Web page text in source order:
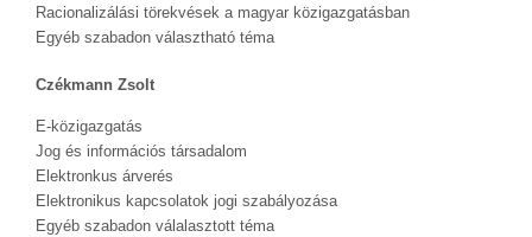
Racionalizálási törekvések a magyar közigazgatásban
Egyéb szabadon választható téma
Czékmann Zsolt
E-közigazgatás
Jog és információs társadalom
Elektronkus árverés
Elektronikus kapcsolatok jogi szabályozása
Egyéb szabadon válalasztott téma